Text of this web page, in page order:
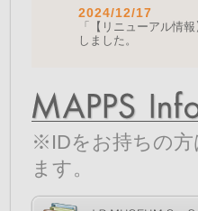
2024/12/17
「【リニューアル情
しました。
※IDをお持ちの方
ます。